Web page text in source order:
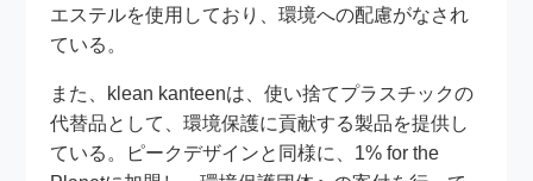
エステルを使用しており、環境への配慮がなされ
ている。
また、klean kanteenは、使い捨てプラスチックの
代替品として、環境保護に貢献する製品を提供し
ている。ピークデザインと同様に、1% for the